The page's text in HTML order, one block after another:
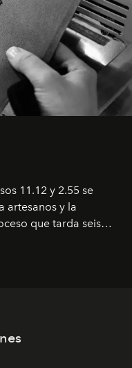
11.12 y 2.55 se
artesanos y la
que tarda seis
una técnica
de formación de